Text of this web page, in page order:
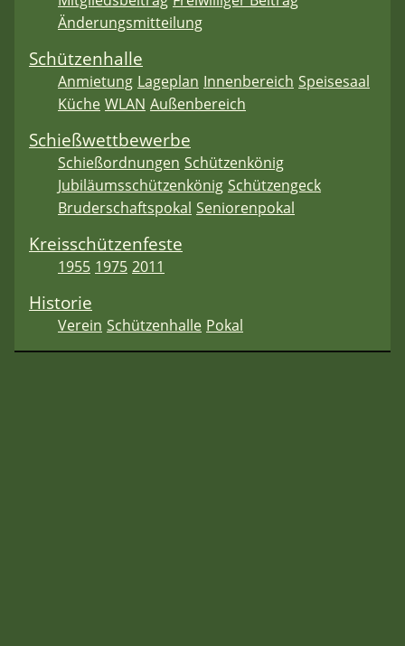
Änderungsmitteilung
Schützenhalle
Anmietung Lageplan Innenbereich Speisesaal
Küche WLAN Außenbereich
Schießwettbewerbe
Schießordnungen Schützenkönig
Jubiläumsschützenkönig Schützengeck
Bruderschaftspokal Seniorenpokal
Kreisschützenfeste
1955 1975 2011
Historie
Verein Schützenhalle Pokal